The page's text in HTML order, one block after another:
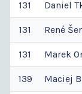
131 Daniel
131 René
131 Marek
139 Maciej